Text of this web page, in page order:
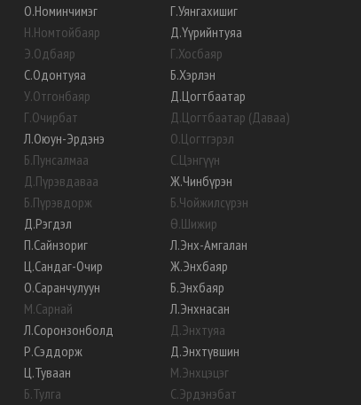
О.Номинчимэг
Н.Номтойбаяр
Э.Одбаяр
С.Одонтуяа
У.Отгонбаяр
Г.Очирбат
Л.Оюун-Эрдэнэ
Б.Пунсалмаа
Д.Пүрэвдаваа
Б.Пүрэвдорж
Д.Рэгдэл
П.Сайнзориг
Ц.Сандаг-Очир
О.Саранчулуун
М.Сарнай
Л.Соронзонболд
Р.Сэддорж
Ц.Туваан
Б.Тулга
Г.Уянгахишиг
Д.Үүрийнтуяа
Г.Хосбаяр
Б.Хэрлэн
Д.Цогтбаатар
Д.Цогтбаатар (Даваа)
О.Цогтгэрэл
С.Цэнгүүн
Ж.Чинбүрэн
Б.Чойжилсүрэн
Ө.Шижир
Л.Энх-Амгалан
Ж.Энхбаяр
Б.Энхбаяр
Л.Энхнасан
Д.Энхтуяа
Д.Энхтүвшин
М.Энхцэцэг
С.Эрдэнэбат